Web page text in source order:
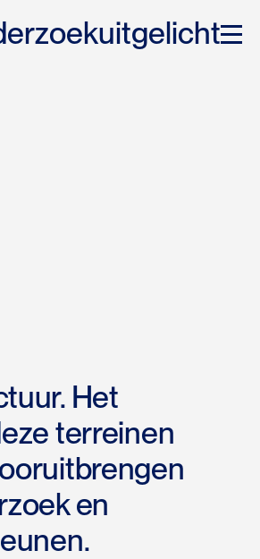
uitgelicht
Het
terreinen
en